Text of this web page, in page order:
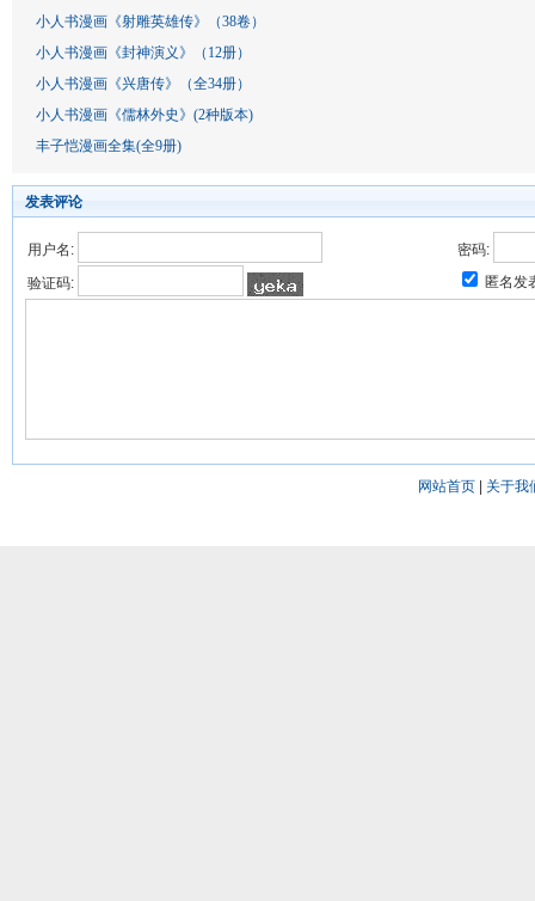
小人书漫画《射雕英雄传》（38卷）
小人书漫画《封神演义》（12册）
小人书漫画《兴唐传》（全34册）
小人书漫画《儒林外史》(2种版本)
丰子恺漫画全集(全9册)
发表评论
用户名:
密码:
验证码:
匿名发
网站首页| 关于我